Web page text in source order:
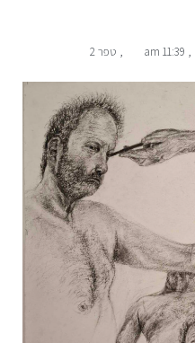
11:39 am טפר 2